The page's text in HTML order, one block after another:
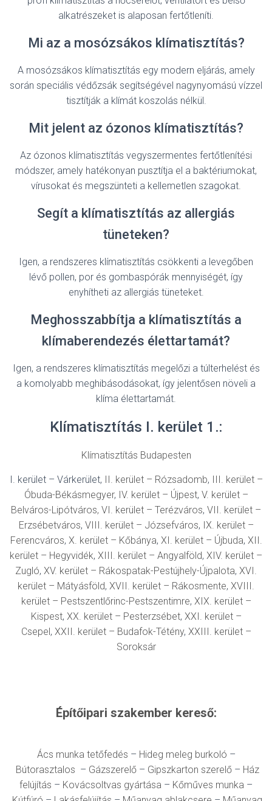
alkatrészeket is alaposan fertőtleníti.
Mi az a mosózsákos klímatisztítás?
A mosózsákos klímatisztítás egy modern eljárás, amely
során speciális védőzsák segítségével nagynyomású vízzel
tisztítják a klímát koszolás nélkül.
Mit jelent az ózonos klímatisztítás?
Az ózonos klímatisztítás vegyszermentes fertőtlenítési
módszer, amely hatékonyan pusztítja el a baktériumokat,
vírusokat és megszünteti a kellemetlen szagokat.
Segít a klímatisztítás az allergiás
tüneteken?
Igen, a rendszeres klímatisztítás csökkenti a levegőben
lévő pollen, por és gombaspórák mennyiségét, így
enyhítheti az allergiás tüneteket.
Meghosszabbítja a klímatisztítás a
klímaberendezés élettartamát?
Igen, a rendszeres klímatisztítás megelőzi a túlterhelést és
a komolyabb meghibásodásokat, így jelentősen növeli a
klíma élettartamát.
Klímatisztítás I. kerület 1.:
Klímatisztítás Budapesten
I. kerület – Várkerület, II. kerület – Rózsadomb,
III. kerület –
Óbuda-Békásmegyer, IV. kerület – Újpest, V. kerület –
Belváros-Lipótváros, VI. kerület – Terézváros, VII. kerület –
Erzsébetváros, VIII. kerület – Józsefváros, IX. kerület –
Ferencváros, X. kerület – Kőbánya, XI. kerület – Újbuda, XII.
kerület – Hegyvidék, XIII. kerület – Angyalföld, XIV. kerület –
Zugló, XV. kerület – Rákospatak-Pestújhely-Újpalota, XVI.
kerület – Mátyásföld, XVII. kerület – Rákosmente, XVIII.
kerület – Pestszentlőrinc-Pestszentimre, XIX. kerület –
Kispest, XX. kerület – Pesterzsébet, XXI. kerület –
Csepel , XXII. kerület – Budafok-Tétény, XXIII. kerület –
Soroksár
Építőipari szakember kereső:
Ács munka tetőfedés – Hideg meleg burkoló –
Bútorasztalos – Gázszerelő– Gipszkarton szerelő– Ház
felújítás – Kovácsoltvas gyártása – Kőműves munka –